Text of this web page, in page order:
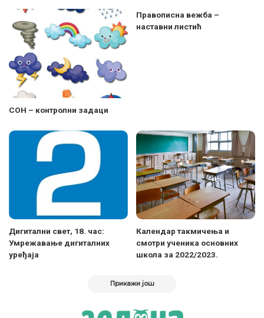
СОН – контролни задаци
Правописна вежба –
наставни листић
Дигитални свет, 18. час:
Умрежавање дигиталних
уређаја
Календар такмичења и
смотри ученика основних
школа за 2022/2023.
Прикажи још